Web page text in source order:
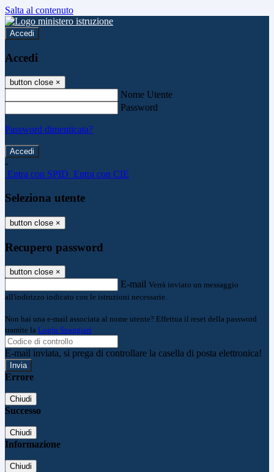
Salta al contenuto
Accedi
Accedi
button close ×
Nome Utente
Password
Password dimenticata?
-
Entra con SPID Entra con CIE
Seleziona utente
button close ×
Recupero password
button close ×
E-mail Verrà inviato un messaggio
all'indirizzo indicato con le istruzioni necessarie.
Non hai una e-mail associata al nome utente? Effettua il reset della password
tramite la Login Spaggiari
E-mail inviata, si prega di controllare la casella di posta elettronica!
Errore
Chiudi
Successo
Chiudi
Informazione
Chiudi